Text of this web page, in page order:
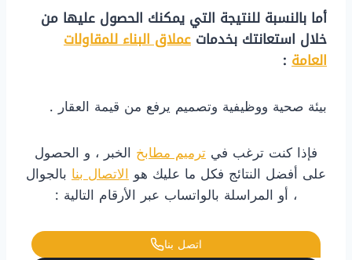
أما بالنسبة للنتيجة التي يمكنك الحصول عليها من
خلال استعانتك بخدمات عملاق البناء للمقاولات
العامة :
بيئة صحية ووظيفية وتصميم يرفع من قيمة العقار .
فإذا كنت ترغب في ترميم مطابخ الخبر ، و الحصول
على أفضل النتائج فكل ما عليك هوالاتصال بنا بالجوال
، أو المراسلة بالواتساب عبر الأرقام التالية :
اتصل بنا